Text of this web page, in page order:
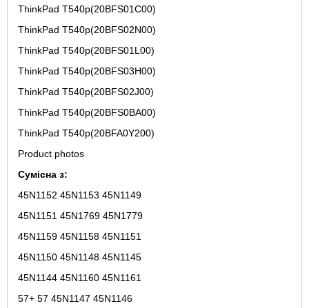
ThinkPad T540p(20BFS01C00)
ThinkPad T540p(20BFS02N00)
ThinkPad T540p(20BFS01L00)
ThinkPad T540p(20BFS03H00)
ThinkPad T540p(20BFS02J00)
ThinkPad T540p(20BFS0BA00)
ThinkPad T540p(20BFA0Y200)
Product photos
Сумісна з:
45N1152 45N1153 45N1149
45N1151 45N1769 45N1779
45N1159 45N1158 45N1151
45N1150 45N1148 45N1145
45N1144 45N1160 45N1161
57+ 57 45N1147 45N1146